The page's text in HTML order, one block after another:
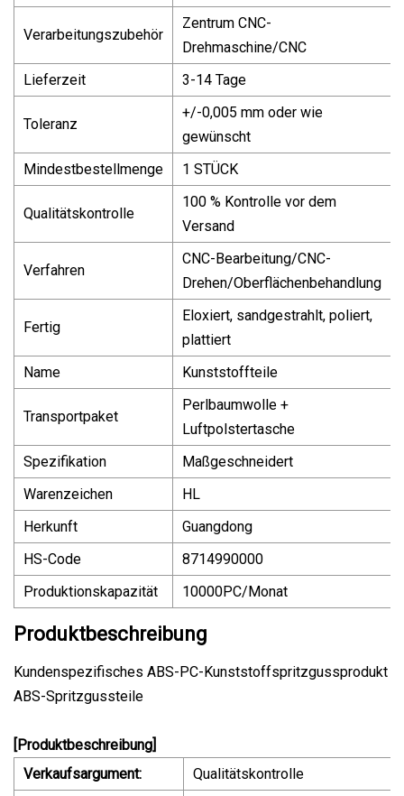
Verarbeitungszubehör
Zentrum CNC-
Drehmaschine/CNC
Lieferzeit
3-14 Tage
Toleranz
+/-0,005 mm oder wie
gewünscht
Mindestbestellmenge
1 STÜCK
Qualitätskontrolle
100 % Kontrolle vor dem
Versand
Verfahren
CNC-Bearbeitung/CNC-
Drehen/Oberflächenbehandlung
Fertig
Eloxiert, sandgestrahlt, poliert,
plattiert
Name
Kunststoffteile
Transportpaket
Perlbaumwolle +
Luftpolstertasche
Spezifikation
Maßgeschneidert
Warenzeichen
HL
Herkunft
Guangdong
HS-Code
8714990000
Produktionskapazität
10000PC/Monat
Produktbeschreibung
Kundenspezifisches ABS-PC-Kunststoffspritzgussprodukt
ABS-Spritzgussteile
[Produktbeschreibung]
Verkaufsargument:
Qualitätskontrolle